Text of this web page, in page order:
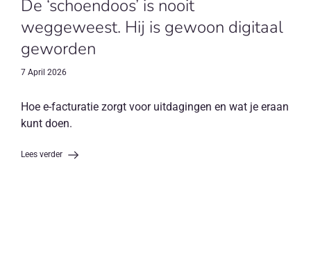
De ‘schoendoos’ is nooit
weggeweest. Hij is gewoon digitaal
geworden
7 April 2026
Hoe e-facturatie zorgt voor uitdagingen en wat je eraan
kunt doen.
Lees verder